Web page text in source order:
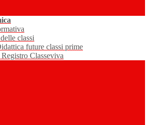
classi
future classi prime
Classeviva